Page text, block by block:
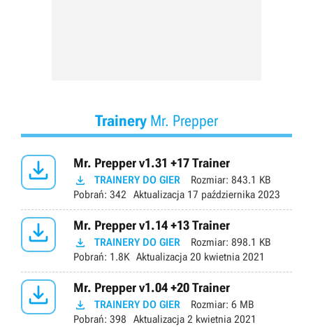
Trainery Mr. Prepper
 Mr. Prepper v1.31 +17 Trainer
 TRAINERY DO GIER Rozmiar: 843.1 KB
Pobrań: 342 Aktualizacja 17 października 2023
 Mr. Prepper v1.14 +13 Trainer
 TRAINERY DO GIER Rozmiar: 898.1 KB
Pobrań: 1.8K Aktualizacja 20 kwietnia 2021
 Mr. Prepper v1.04 +20 Trainer
 TRAINERY DO GIER Rozmiar: 6 MB
Pobrań: 398 Aktualizacja 2 kwietnia 2021